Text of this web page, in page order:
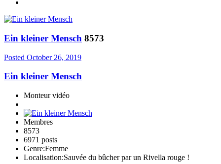
Ein kleiner Mensch 8573
Posted October 26, 2019
Ein kleiner Mensch
Monteur vidéo
Membres
8573
6971 posts
Genre:Femme
Localisation:Sauvée du bûcher par un Rivella rouge !